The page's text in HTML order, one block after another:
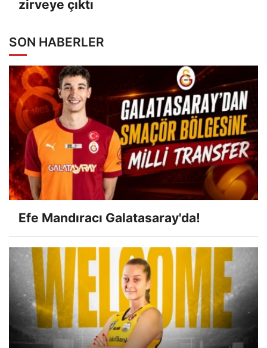
zirveye çıktı
SON HABERLER
Efe Mandıracı Galatasaray'da!